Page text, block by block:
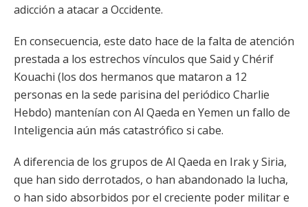
adicción a atacar a Occidente.
En consecuencia, este dato hace de la falta de atención
prestada a los estrechos vínculos que Said y Chérif
Kouachi (los dos hermanos que mataron a 12
personas en la sede parisina del periódico Charlie
Hebdo) mantenían con Al Qaeda en Yemen un fallo de
Inteligencia aún más catastrófico si cabe.
A diferencia de los grupos de Al Qaeda en Irak y Siria,
que han sido derrotados, o han abandonado la lucha,
o han sido absorbidos por el creciente poder militar e